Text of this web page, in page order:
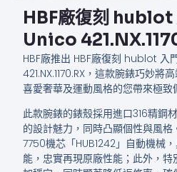
HBF廠復刻
Unico
HBF廠推出 HBF廠復刻 hublot
421.NX.1170.RX，這款腕錶巧妙將
喜愛奢華及運動風格的您帶來極致
此款腕錶的錶殼採用進口316精鋼
的設計魅力，同時凸顯個性與風
7750機芯「HUB1242」自動機械
能，忠實再現原廠性能；此外，